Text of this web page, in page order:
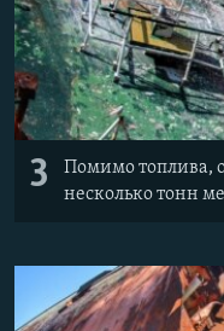
3
Помимо топлива,
несколько тонн